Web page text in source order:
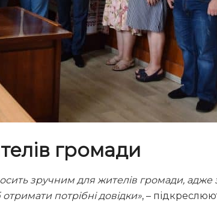
громади
зручним для жителів громади,
отримати потрібні довідки», –